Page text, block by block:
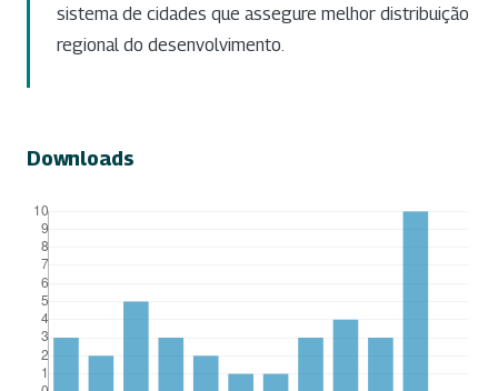
sistema de cidades que assegure melhor distribuição
regional do desenvolvimento.
Downloads